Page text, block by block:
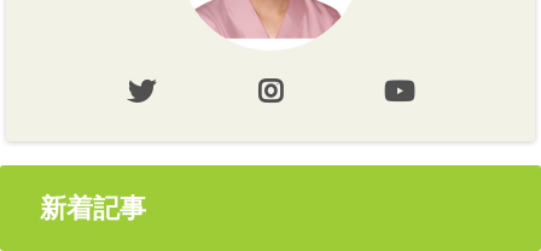
新着記事